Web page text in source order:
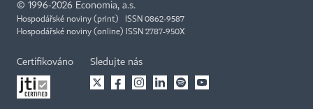
© 1996-2026 Economia, a.s.
Hospodářské noviny (print) ISSN 0862-9587
Hospodářské noviny (online) ISSN 2787-950X
Certifikováno Sledujte nás